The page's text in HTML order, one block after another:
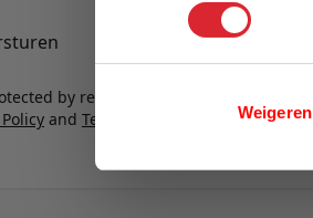
Weigeren
by reCAPTCHA - the
and Terms of Service